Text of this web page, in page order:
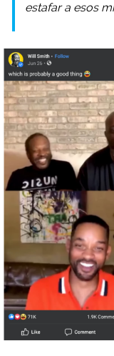
estafar a esos